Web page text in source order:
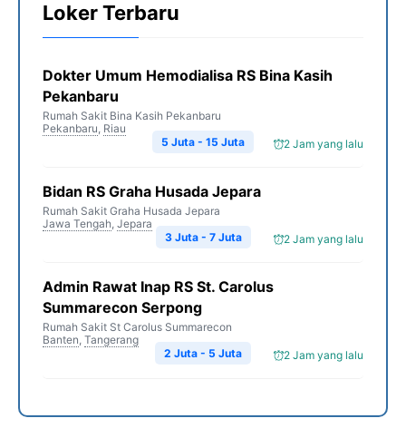
Loker Terbaru
Dokter Umum Hemodialisa RS Bina Kasih
Pekanbaru
Rumah Sakit Bina Kasih Pekanbaru
Pekanbaru, Riau
2 Jam yang lalu
5 Juta - 15 Juta
Bidan RS Graha Husada Jepara
Rumah Sakit Graha Husada Jepara
Jawa Tengah, Jepara
2 Jam yang lalu
3 Juta - 7 Juta
Admin Rawat Inap RS St. Carolus
Summarecon Serpong
Rumah Sakit St Carolus Summarecon
Banten, Tangerang
2 Jam yang lalu
2 Juta - 5 Juta